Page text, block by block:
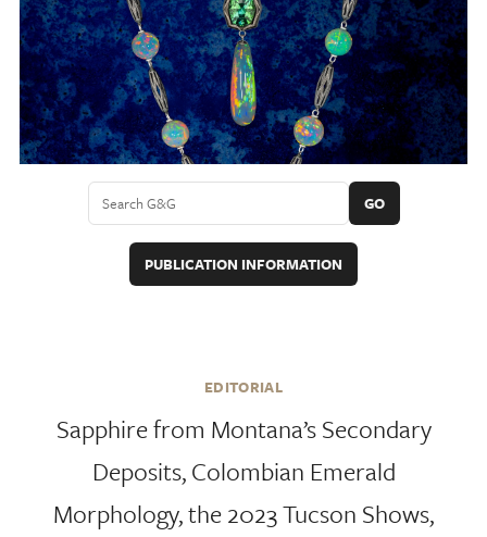
GO
PUBLICATION INFORMATION
EDITORIAL
Sapphire from Montana’s Secondary
Deposits, Colombian Emerald
Morphology, the 2023 Tucson Shows,